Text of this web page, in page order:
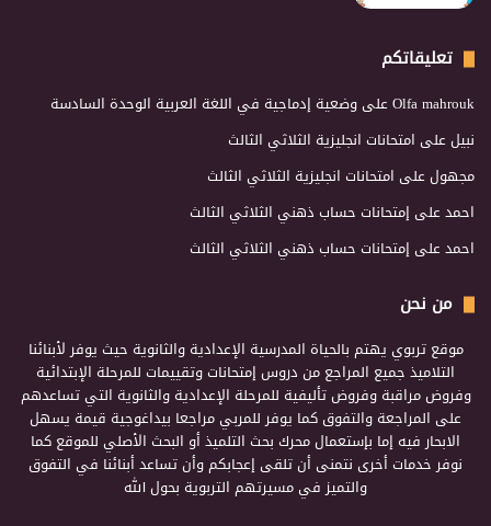
تعليقاتكم
Olfa mahroukعلى وضعية إدماجية في اللغة العربية الوحدة السادسة
نبيلعلى امتحانات انجليزية الثلاثي الثالث
مجهولعلى امتحانات انجليزية الثلاثي الثالث
احمدعلى إمتحانات حساب ذهني الثلاثي الثالث
احمدعلى إمتحانات حساب ذهني الثلاثي الثالث
من نحن
موقع تربوي يهتم بالحياة المدرسية الإعدادية والثانوية حيث يوفر لأبنائنا
التلاميذ جميع المراجع من دروس إمتحانات وتقييمات للمرحلة الإبتدائية
وفروض مراقبة وفروض تأليفية للمرحلة الإعدادية والثانوية التي تساعدهم
على المراجعة والتفوق كما يوفر للمربي مراجعا بيداغوجية قيمة يسهل
الابحار فيه إما بإستعمال محرك بحث التلميذ أو البحث الأصلي للموقع كما
نوفر خدمات أخرى نتمنى أن تلقى إعجابكم وأن تساعد أبنائنا في التفوق
والتميز في مسيرتهم التربوية بحول الله